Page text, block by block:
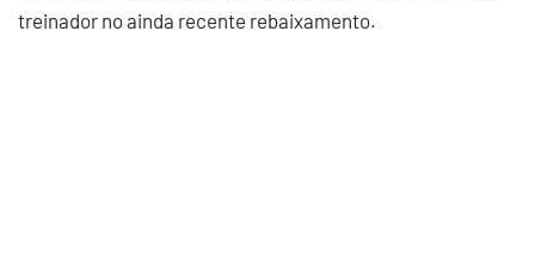
treinador no ainda recente rebaixamento.